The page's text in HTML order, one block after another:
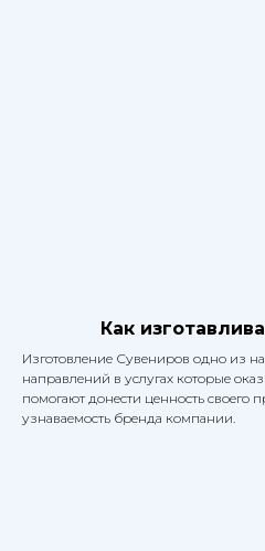
Как
Изготовление Сувениров одно из
направлений в услугах которые
помогают донести ценность своего
узнаваемость бренда компании.